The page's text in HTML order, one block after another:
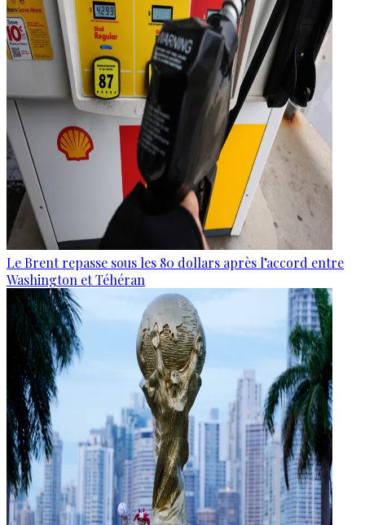
Le Brent repasse sous les 80 dollars après l’accord entre
Washington et Téhéran